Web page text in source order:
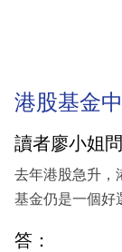
港股基金
讀者廖小姐問
去年港股急升，
基金仍是一個好
答：